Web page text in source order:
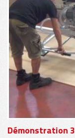
Démonstration 3